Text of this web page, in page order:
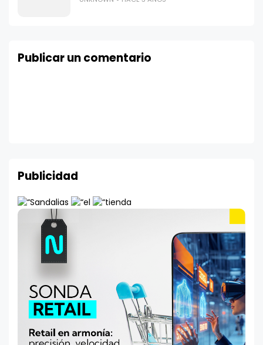
Publicar un comentario
Publicidad